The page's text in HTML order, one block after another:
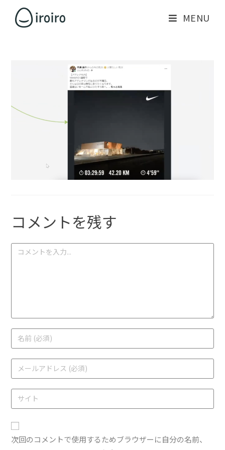
MENU
コメントを残す
次回のコメントで使用するためブラウザーに自分の名前、